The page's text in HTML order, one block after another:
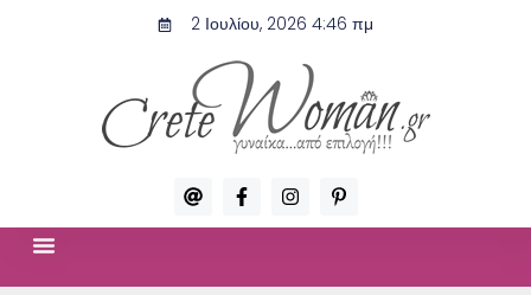
2 Ιουλίου, 2026 4:46 πμ
A
t
F
a
c
I
n
s
P
i
n